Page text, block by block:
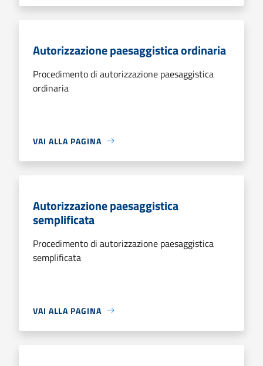
Autorizzazione paesaggistica ordinaria
Procedimento di autorizzazione paesaggistica
ordinaria
VAI ALLA PAGINA
Autorizzazione paesaggistica
semplificata
Procedimento di autorizzazione paesaggistica
semplificata
VAI ALLA PAGINA